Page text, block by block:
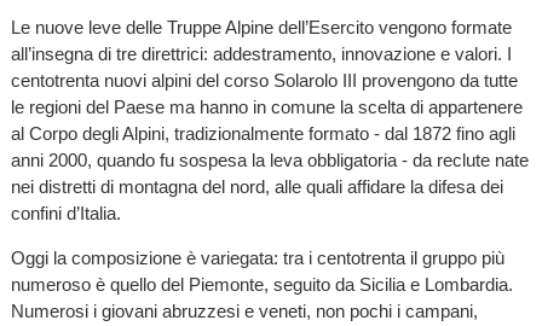
Le nuove leve delle Truppe Alpine dell’Esercito vengono formate
all’insegna di tre direttrici: addestramento, innovazione e valori. I
centotrenta nuovi alpini del corso Solarolo III provengono da tutte
le regioni del Paese ma hanno in comune la scelta di appartenere
al Corpo degli Alpini, tradizionalmente formato - dal 1872 fino agli
anni 2000, quando fu sospesa la leva obbligatoria - da reclute nate
nei distretti di montagna del nord, alle quali affidare la difesa dei
confini d’Italia.
Oggi la composizione è variegata: tra i centotrenta il gruppo più
numeroso è quello del Piemonte, seguito da Sicilia e Lombardia.
Numerosi i giovani abruzzesi e veneti, non pochi i campani,